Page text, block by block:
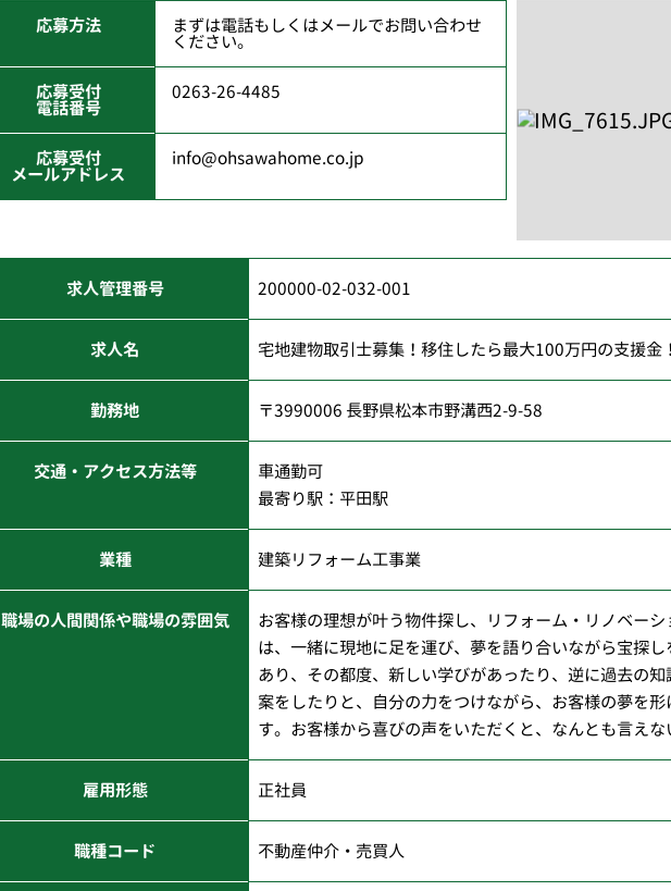
応募方法 まずは電話もしくはメールでお問い合わせ
ください。
応募受付
電話番号
0263-26-4485
応募受付
メールアドレス
info@ohsawahome.co.jp
求人管理番号 200000-02-032-001
求人名 宅地建物取引士募集！移住したら最大100万円の支援金
勤務地 〒3990006 長野県松本市野溝西2-9-58
交通・アクセス方法等
車通勤可
最寄り駅：平田駅
業種 建築リフォーム工事業
職場の人間関係や職場の雰囲気
お客様の理想が叶う物件探し、リフォーム・リノベー
は、一緒に現地に足を運び、夢を語り合いながら宝探
あり、その都度、新しい学びがあったり、逆に過去の
案をしたりと、自分の力をつけながら、お客様の夢を
す。お客様から喜びの声をいただくと、なんとも言え
雇用形態 正社員
職種コード 不動産仲介・売買人